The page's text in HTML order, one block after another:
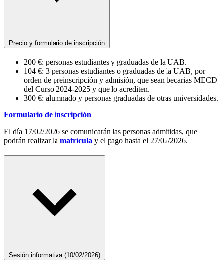
Precio y formulario de inscripción
200 €: personas estudiantes y graduadas de la UAB.
104 €: 3 personas estudiantes o graduadas de la UAB, por
orden de preinscripción y admisión, que sean becarias MECD
del Curso 2024-2025 y que lo acrediten.
300 €: alumnado y personas graduadas de otras universidades.
Formulario de inscripción
El día 17/02/2026 se comunicarán las personas admitidas, que
podrán realizar la matrícula y el pago hasta el 27/02/2026.
Sesión informativa (10/02/2026)